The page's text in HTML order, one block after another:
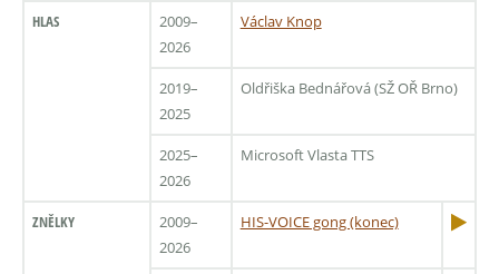
HLAS
2009–
2026
Václav Knop
2019–
2025
Oldřiška Bednářová (SŽ OŘ Brno)
2025–
2026
Microsoft Vlasta TTS
ZNĚLKY
2009–
2026
HIS-VOICE gong (konec)